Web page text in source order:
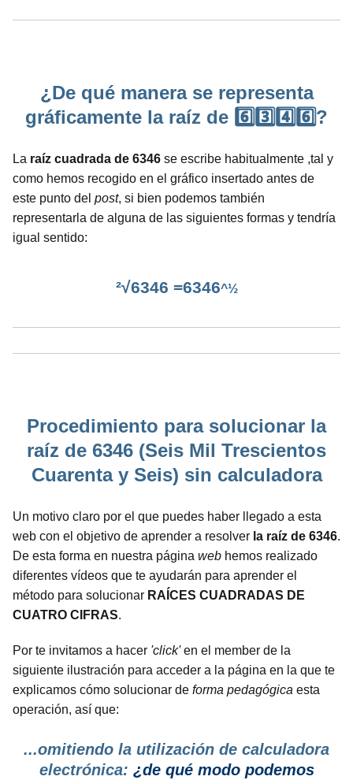
¿De qué manera se representa
gráficamente la raíz de 6️⃣3️⃣4️⃣6️⃣?
La raíz cuadrada de 6346 se escribe habitualmente ,tal y
como hemos recogido en el gráfico insertado antes de
este punto del post, si bien podemos también
representarla de alguna de las siguientes formas y tendría
igual sentido:
²√6346 =6346^½
Procedimiento para solucionar la
raíz de 6346 (Seis Mil Trescientos
Cuarenta y Seis) sin calculadora
Un motivo claro por el que puedes haber llegado a esta
web con el objetivo de aprender a resolver la raíz de 6346.
De esta forma en nuestra página web hemos realizado
diferentes vídeos que te ayudarán para aprender el
método para solucionar RAÍCES CUADRADAS DE
CUATRO CIFRAS.
Por te invitamos a hacer 'click'en el member de la
siguiente ilustración para acceder a la página en la que te
explicamos cómo solucionar de forma pedagógica esta
operación, así que:
...omitiendo la utilización de calculadora
electrónica: ¿de qué modo podemos